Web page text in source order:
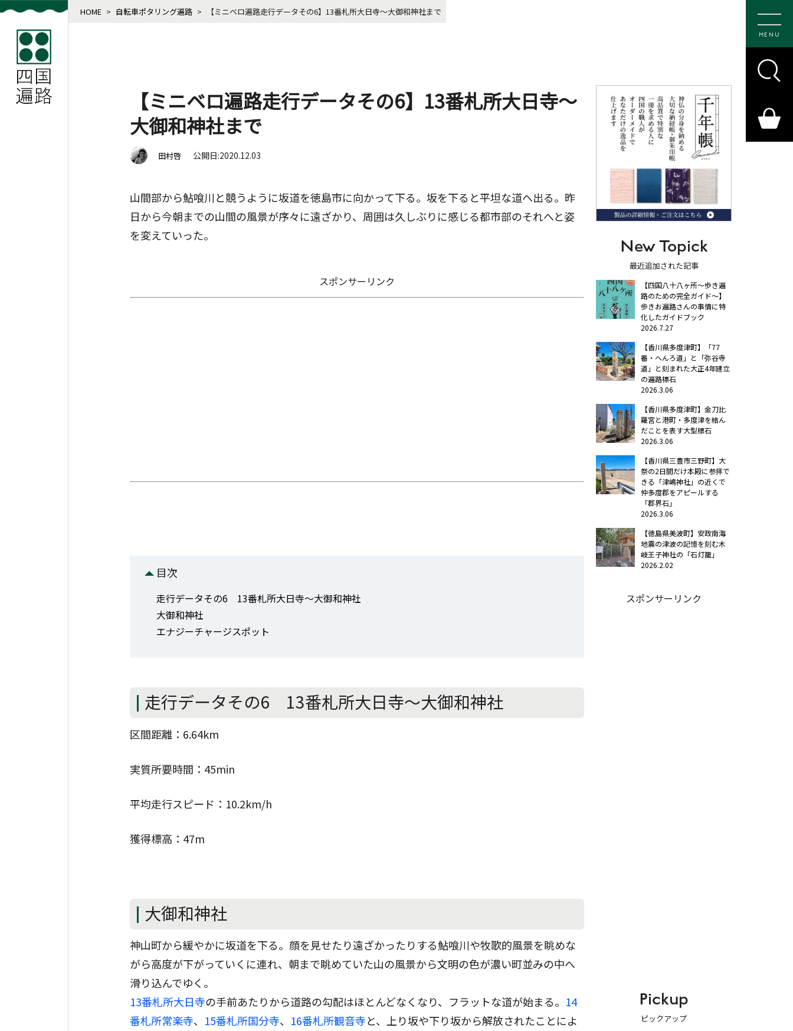
MENU
HOME > 自転車ポタリング遍路 > 【ミニベロ遍路走行データその6】13番札所大日寺〜大御和神社まで
【ミニベロ遍路走行データその6】13番札所大日寺〜
大御和神社まで
田村啓 公開日:2020.12.03
山間部から鮎喰川と競うように坂道を徳島市に向かって下る。坂を下ると平坦な道へ出る。昨
日から今朝までの山間の風景が序々に遠ざかり、周囲は久しぶりに感じる都市部のそれへと姿
を変えていった。
スポンサーリンク
目次
走行データその6 13番札所大日寺〜大御和神社
大御和神社
エナジーチャージスポット
走行データその6 13番札所大日寺〜大御和神社
区間距離：6.64km
実質所要時間：45min
平均走行スピード：10.2km/h
獲得標高：47m
大御和神社
神山町から緩やかに坂道を下る。顔を見せたり遠ざかったりする鮎喰川や牧歌的風景を眺めな
がら高度が下がっていくに連れ、朝まで眺めていた山の風景から文明の色が濃い町並みの中へ
滑り込んでゆく。
13番札所大日寺の手前あたりから道路の勾配はほとんどなくなり、フラットな道が始まる。 14
番札所常楽寺、 15番札所国分寺、 16番札所観音寺と、上り坂や下り坂から解放されたことによ
New Topick
最近追加された記事
【四国八十八ヶ所～歩き遍
路のための完全ガイド～】
歩きお遍路さんの事情に特
化したガイドブック
2026.7.27
【香川県多度津町】「77
番・へんろ道」と「弥谷寺
道」と刻まれた大正4年建立
の遍路標石
2026.3.06
【香川県多度津町】金刀比
羅宮と港町・多度津を結ん
だことを表す大型標石
2026.3.06
【香川県三豊市三野町】大
祭の2日間だけ本殿に参拝で
きる「津嶋神社」の近くで
仲多度郡をアピールする
「郡界石」
2026.3.06
【徳島県美波町】安政南海
地震の津波の記憶を刻む木
岐王子神社の「石灯籠」
2026.2.02
スポンサーリンク
Pickup
ピックアップ